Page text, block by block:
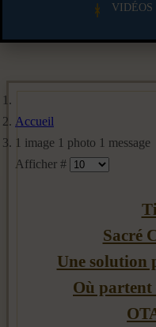
VIDÉOS
Accueil
1 image 1 photo 1 message
Afficher #
Sacré
Une solution
Où partent